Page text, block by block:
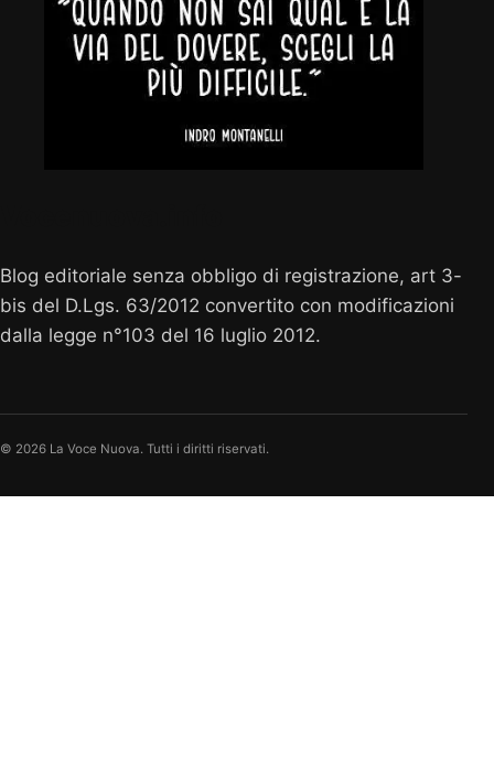
Blog editoriale senza obbligo di registrazione, art 3-
bis del D.Lgs. 63/2012 convertito con modificazioni
dalla legge n°103 del 16 luglio 2012.
© 2026 La Voce Nuova. Tutti i diritti riservati.